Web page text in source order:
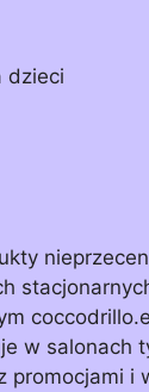
dzieci
w salonach
promocjami i